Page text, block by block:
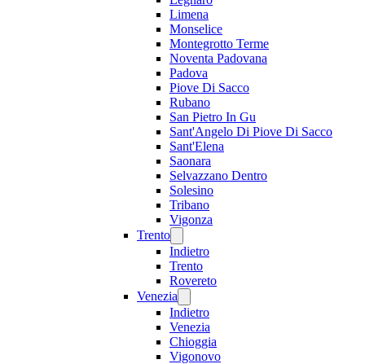
Limena
Monselice
Montegrotto Terme
Noventa Padovana
Padova
Piove Di Sacco
Rubano
San Pietro In Gu
Sant'Angelo Di Piove Di Sacco
Sant'Elena
Saonara
Selvazzano Dentro
Solesino
Tribano
Vigonza
Trento
Indietro
Trento
Rovereto
Venezia
Indietro
Venezia
Chioggia
Vigonovo